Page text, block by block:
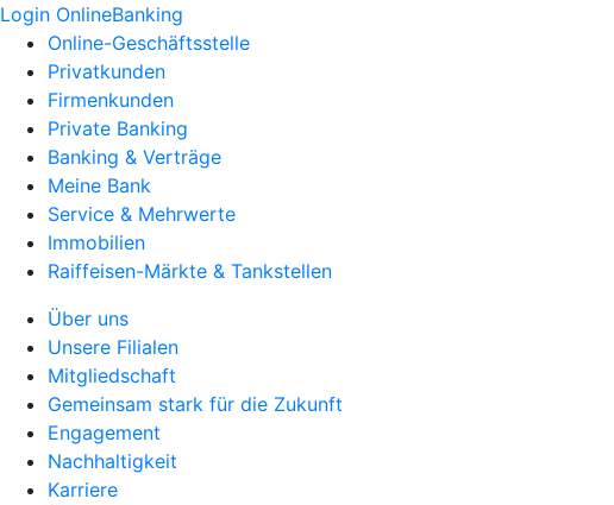
Login OnlineBanking
Online-Geschäftsstelle
Privatkunden
Firmenkunden
Private Banking
Banking & Verträge
Meine Bank
Service & Mehrwerte
Immobilien
Raiffeisen-Märkte & Tankstellen
Über uns
Unsere Filialen
Mitgliedschaft
Gemeinsam stark für die Zukunft
Engagement
Nachhaltigkeit
Karriere